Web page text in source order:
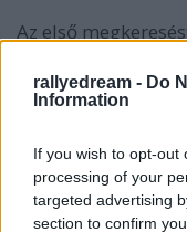
rallyedream - Do
Information
If you wish to opt-out
processing of your
targeted advertising
section to confirm
Az első
zárkózottnak tűnt
emailváltás és
kerüljön. - „2018
asztalhoz a
szigeteki
beszélni velük: a